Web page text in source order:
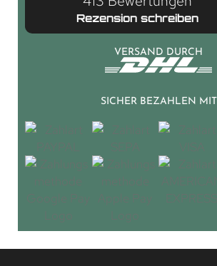
Rezension schreiben
VERSAND DURCH
SICHER BEZAHLEN MIT